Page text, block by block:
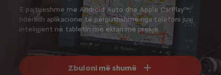
E pajtueshme me Android Auto dhe Apple CarPlay™,
ndërlidh aplikacione të përputhshme nga telefoni juaj
inteligjent në tabletin me ekran me prekje.
Zbuloni më shumë